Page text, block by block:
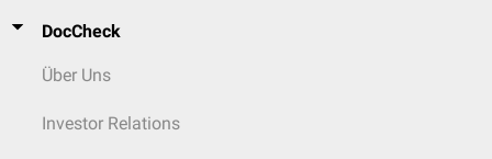
DocCheck
Über Uns
Investor Relations